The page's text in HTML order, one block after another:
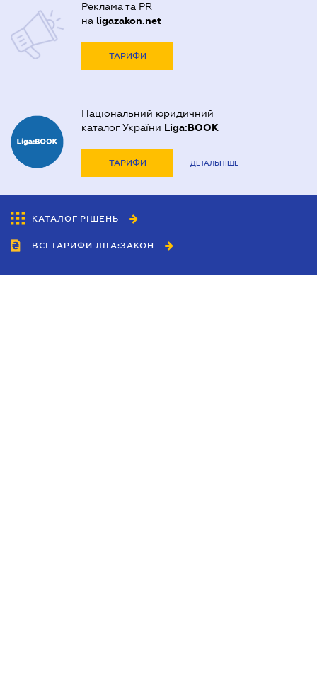
Реклама та PR
на ligazakon.net
ТАРИФИ
Національний юридичний
каталог України Liga:BOOK
ТАРИФИ ДЕТАЛЬНІШЕ
КАТАЛОГ РІШЕНЬ
ВСІ ТАРИФИ ЛІГА:ЗАКОН